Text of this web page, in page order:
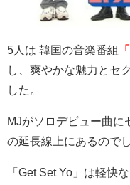
5人は 韓国の音楽番組
し、爽やかな魅力とセ
した。
MJがソロデビュー曲に
の延長線上にあるので
「Get Set Yo 」は軽快